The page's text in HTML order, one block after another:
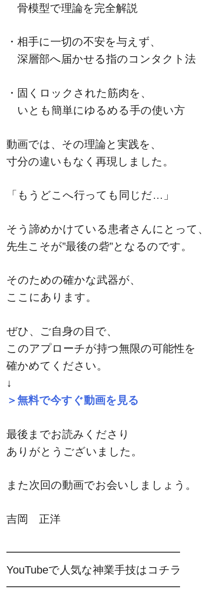
骨模型で理論を完全解説
・相手に一切の不安を与えず、
深層部へ届かせる指のコンタクト法
・固くロックされた筋肉を、
いとも簡単にゆるめる手の使い方
動画では、その理論と実践を、
寸分の違いもなく再現しました。
「もうどこへ行っても同じだ…」
そう諦めかけている患者さんにとって、
先生こそが”最後の砦”となるのです。
そのための確かな武器が、
ここにあります。
ぜひ、ご自身の目で、
このアプローチが持つ無限の可能性を
確かめてください。
↓
＞無料で今すぐ動画を見る
最後までお読みくださり
ありがとうございました。
また次回の動画でお会いしましょう。
吉岡 正洋
━━━━━━━━━━━━━━━━
YouTubeで人気な神業手技はコチラ
━━━━━━━━━━━━━━━━